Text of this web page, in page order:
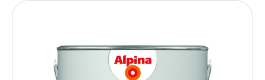
Bildergalerie überspringen